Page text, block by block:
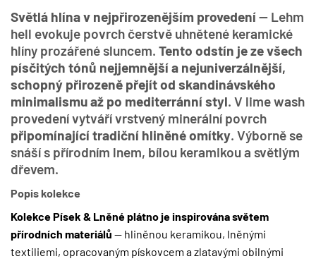
Světlá hlína v nejpřirozenějším provedení— Lehm
hell evokuje povrch čerstvě uhnětené keramické
hlíny prozářené sluncem. Tento odstín je ze všech
písčitých tónů nejjemnější a nejuniverzálnější,
schopný přirozeně přejít od skandinávského
minimalismu až po mediterránní styl. V lime wash
provedení vytváří vrstvený minerální povrch
připomínající tradiční hliněné omítky. Výborně se
snáší s přírodním lnem, bílou keramikou a světlým
dřevem.
Popis kolekce
Kolekce Písek & Lněné plátno je inspirována světem
přírodních materiálů — hliněnou keramikou, lněnými
textiliemi, opracovaným pískovcem a zlatavými obilnými